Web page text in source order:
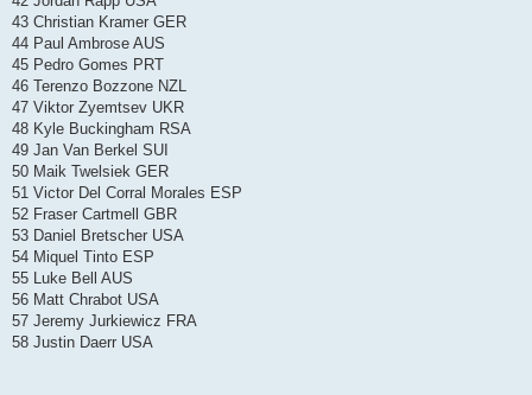
43 Christian Kramer GER
44 Paul Ambrose AUS
45 Pedro Gomes PRT
46 Terenzo Bozzone NZL
47 Viktor Zyemtsev UKR
48 Kyle Buckingham RSA
49 Jan Van Berkel SUI
50 Maik Twelsiek GER
51 Victor Del Corral Morales ESP
52 Fraser Cartmell GBR
53 Daniel Bretscher USA
54 Miquel Tinto ESP
55 Luke Bell AUS
56 Matt Chrabot USA
57 Jeremy Jurkiewicz FRA
58 Justin Daerr USA